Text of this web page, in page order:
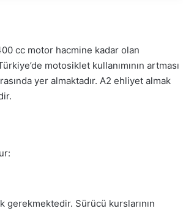
cc motor hacmine kadar olan
motosiklet kullanımının artması
yer almaktadır. A2 ehliyet almak
Sürücü kurslarının